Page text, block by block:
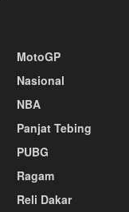
MotoGP
Nasional
NBA
Panjat Tebing
PUBG
Ragam
Reli Dakar